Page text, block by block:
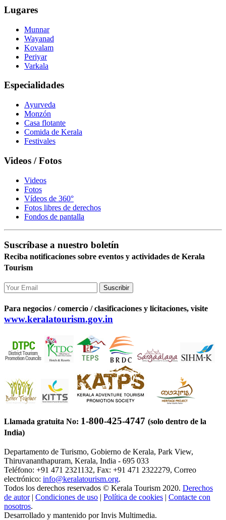
Lugares
Munnar
Wayanad
Kovalam
Periyar
Varkala
Especialidades
Ayurveda
Monzón
Casa flotante
Comida de Kerala
Festivales
Videos / Fotos
Videos
Fotos
Vídeos de 360°
Fotos libres de derechos
Fondos de pantalla
Suscríbase a nuestro boletín
Reciba notificaciones sobre eventos y actividades de Kerala
Tourism
Suscribir
Para negocios / comercio / clasificaciones y licitaciones, visite
www.keralatourism.gov.in
Llamada gratuita No: 1-800-425-4747 (solo dentro de la
India)
Departamento de Turismo, Gobierno de Kerala, Park View,
Thiruvananthapuram, Kerala, India - 695 033
Teléfono: +91 471 2321132, Fax: +91 471 2322279, Correo
electrónico: info@keralatourism.org.
Todos los derechos reservados © Kerala Tourism 2020. Derechos
de autor| Condiciones de uso | Política de cookies | Contacte con
nosotros.
Desarrollado y mantenido por Invis Multimedia.